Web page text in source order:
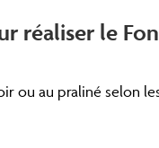
réaliser le
ou au praliné selon